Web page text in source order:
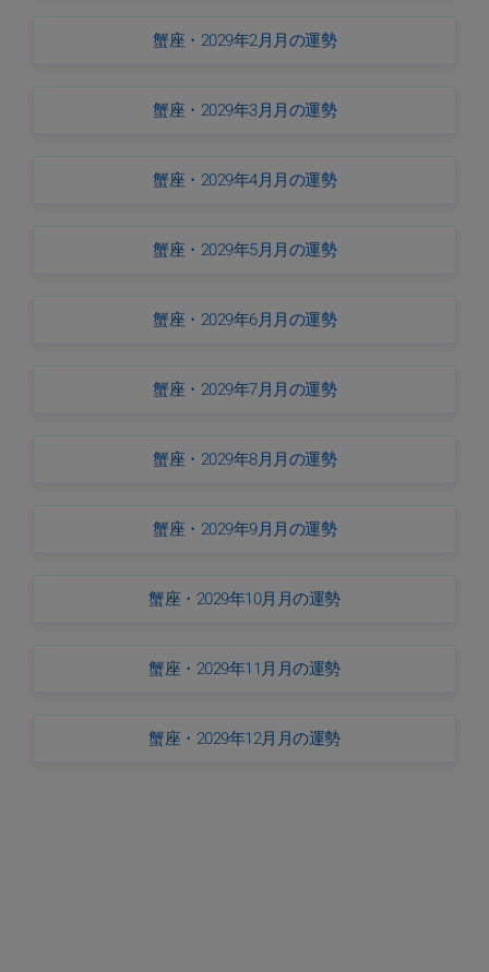
蟹座・2029年2月月の運勢
蟹座・2029年3月月の運勢
蟹座・2029年4月月の運勢
蟹座・2029年5月月の運勢
蟹座・2029年6月月の運勢
蟹座・2029年7月月の運勢
蟹座・2029年8月月の運勢
蟹座・2029年9月月の運勢
蟹座・2029年10月月の運勢
蟹座・2029年11月月の運勢
蟹座・2029年12月月の運勢